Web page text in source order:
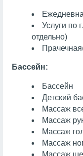
Услуги по
отдельно)
Прачечная
Бассейн:
Бассейн
Детский
Массаж
Массаж
Массаж
Массаж
Массаж